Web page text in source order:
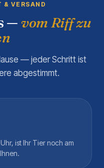
& VERSAND
— vom Riff zu
— jeder Schritt ist
abgestimmt.
ist Ihr Tier noch am